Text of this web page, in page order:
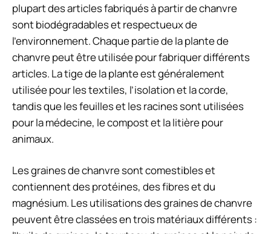
plupart des articles fabriqués à partir de chanvre
sont biodégradables et respectueux de
l’environnement. Chaque partie de la plante de
chanvre peut être utilisée pour fabriquer différents
articles. La tige de la plante est généralement
utilisée pour les textiles, l’isolation et la corde,
tandis que les feuilles et les racines sont utilisées
pour la médecine, le compost et la litière pour
animaux.
Les graines de chanvre sont comestibles et
contiennent des protéines, des fibres et du
magnésium. Les utilisations des graines de chanvre
peuvent être classées en trois matériaux différents :